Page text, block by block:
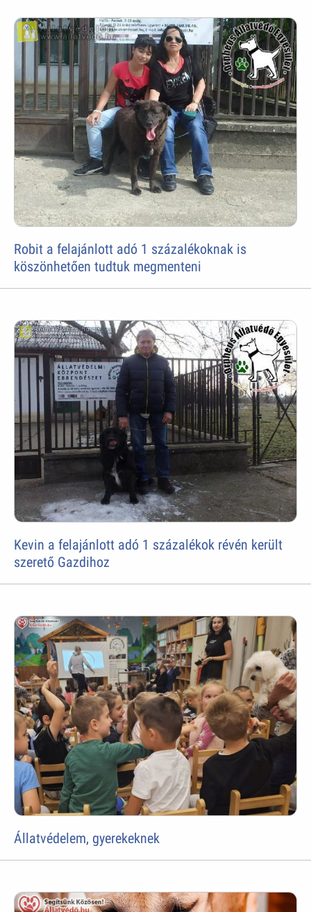
Robit a felajánlott adó 1 százalékoknak is
köszönhetően tudtuk megmenteni
Kevin a felajánlott adó 1 százalékok révén került
szerető Gazdihoz
Állatvédelem, gyerekeknek